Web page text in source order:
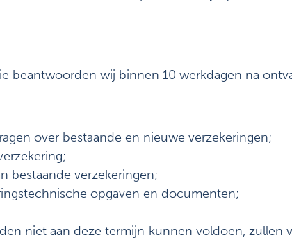
beantwoorden wij binnen 10 werkdagen na
over bestaande en nieuwe verzekeringen;
bestaande verzekeringen;
opgaven en documenten;
niet aan deze termijn kunnen voldoen, zullen